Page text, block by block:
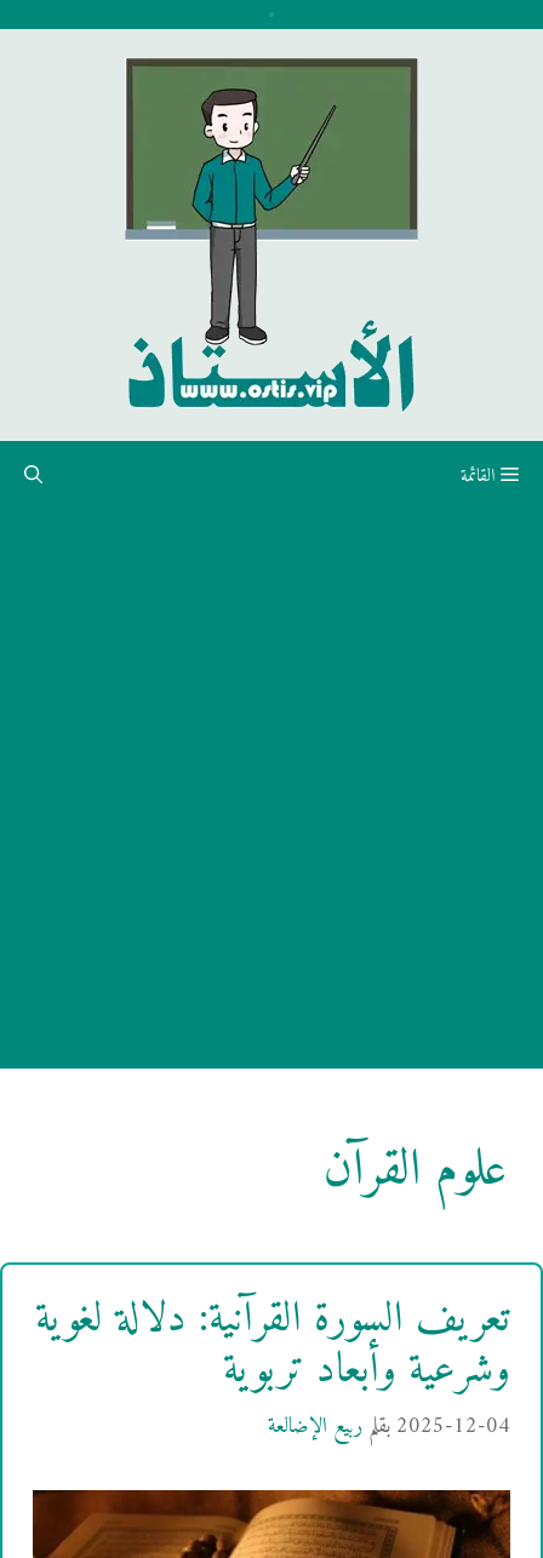
القائمة
علوم القرآن
تعريف السورة القرآنية: دلالة لغوية
وشرعية وأبعاد تربوية
2025-12-04بقلم ربيع الإضالعة